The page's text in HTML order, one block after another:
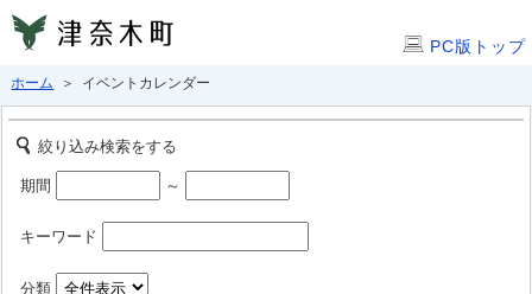
PC版トップ
ホーム ＞ イベントカレンダー
絞り込み検索をする
期間 ～
キーワード
分類